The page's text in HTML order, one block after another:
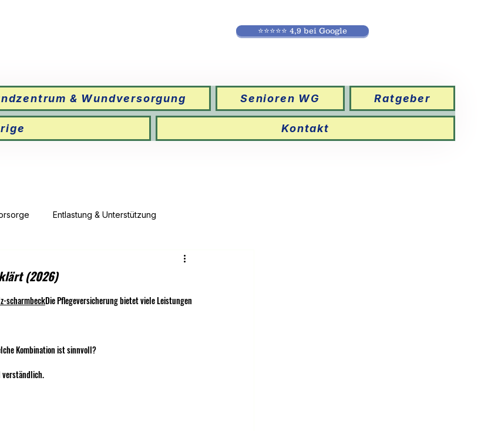
⭐⭐⭐⭐⭐ 4,9 bei Google
& Wundversorgung Senioren WG Ratgeber
Kontakt
Entlastung & Unterstützung
(2026)
scharmbeckDie Pflegeversicherung bietet viele Leistungen
Kombination ist sinnvoll?
verständlich.